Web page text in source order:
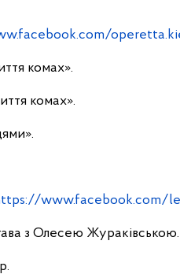
комах».
комах».
www.facebook.com/
з Олесею Жураківською.